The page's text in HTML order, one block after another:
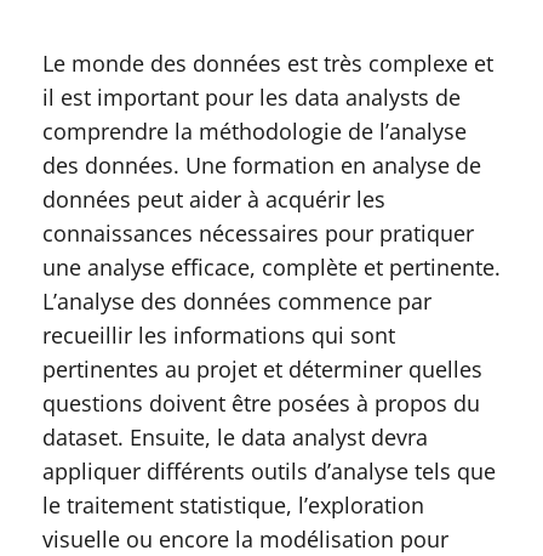
Le monde des données est très complexe et
il est important pour les data analysts de
comprendre la méthodologie de l’analyse
des données. Une formation en analyse de
données peut aider à acquérir les
connaissances nécessaires pour pratiquer
une analyse efficace, complète et pertinente.
L’analyse des données commence par
recueillir les informations qui sont
pertinentes au projet et déterminer quelles
questions doivent être posées à propos du
dataset. Ensuite, le data analyst devra
appliquer différents outils d’analyse tels que
le traitement statistique, l’exploration
visuelle ou encore la modélisation pour